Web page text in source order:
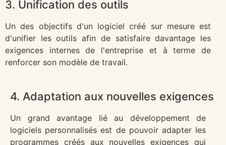
3. Unification des outils
Un des objectifs d'un logiciel créé sur mesure est
d'unifier les outils afin de satisfaire davantage les
exigences internes de l'entreprise et à terme de
renforcer son modèle de travail.
4. Adaptation aux nouvelles exigences
Un grand avantage lié au développement de
logiciels personnalisés est de pouvoir adapter les
programmes créés aux nouvelles exigences qui